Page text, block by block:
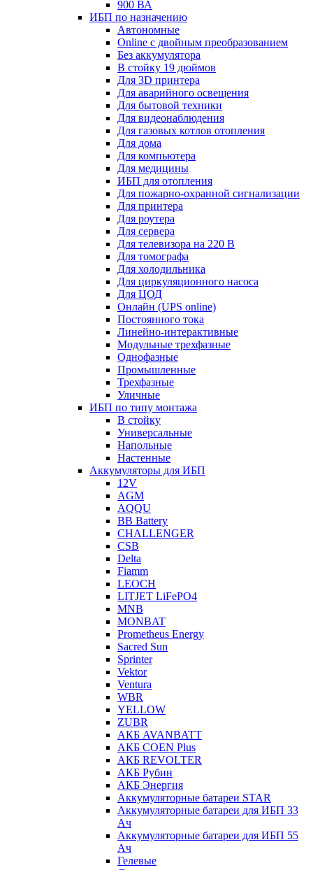
900 ВА
ИБП по назначению
Автономные
Online с двойным преобразованием
Без аккумулятора
В стойку 19 дюймов
Для 3D принтера
Для аварийного освещения
Для бытовой техники
Для видеонаблюдения
Для газовых котлов отопления
Для дома
Для компьютера
Для медицины
ИБП для отопления
Для пожарно-охранной сигнализации
Для принтера
Для роутера
Для сервера
Для телевизора на 220 В
Для томографа
Для холодильника
Для циркуляционного насоса
Для ЦОД
Онлайн (UPS online)
Постоянного тока
Линейно-интерактивные
Модульные трехфазные
Однофазные
Промышленные
Трехфазные
Уличные
ИБП по типу монтажа
В стойку
Универсальные
Напольные
Настенные
Аккумуляторы для ИБП
12V
AGM
AQQU
BB Battery
CHALLENGER
CSB
Delta
Fiamm
LEOCH
LITJET LiFePO4
MNB
MONBAT
Prometheus Energy
Sacred Sun
Sprinter
Vektor
Ventura
WBR
YELLOW
ZUBR
АКБ AVANBATT
АКБ COEN Plus
АКБ REVOLTER
АКБ Рубин
АКБ Энергия
Аккумуляторные батареи STAR
Аккумуляторные батареи для ИБП 33
Ач
Аккумуляторные батареи для ИБП 55
Ач
Гелевые